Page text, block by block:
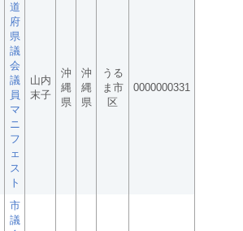
道
府
県
議
会
議
員
マ
ニ
フ
ェ
ス
ト
山内
末子
沖
縄
県
沖
縄
県
うる
ま市
区
0000000331
市
議